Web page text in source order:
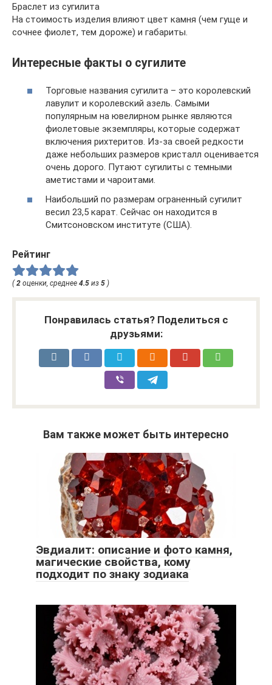
Браслет из сугилита
На стоимость изделия влияют цвет камня (чем гуще и
сочнее фиолет, тем дороже) и габариты.
Интересные факты о сугилите
Торговые названия сугилита – это королевский
лавулит и королевский азель. Самыми
популярным на ювелирном рынке являются
фиолетовые экземпляры, которые содержат
включения рихтеритов. Из-за своей редкости
даже небольших размеров кристалл оценивается
очень дорого. Путают сугилиты с темными
аметистами и чароитами.
Наибольший по размерам ограненный сугилит
весил 23,5 карат. Сейчас он находится в
Смитсоновском институте (США).
Рейтинг
(2 оценки, среднее 4.5 из 5 )
Понравилась статья? Поделиться с
друзьями:
Вам также может быть интересно
Эвдиалит: описание и фото камня,
магические свойства, кому
подходит по знаку зодиака